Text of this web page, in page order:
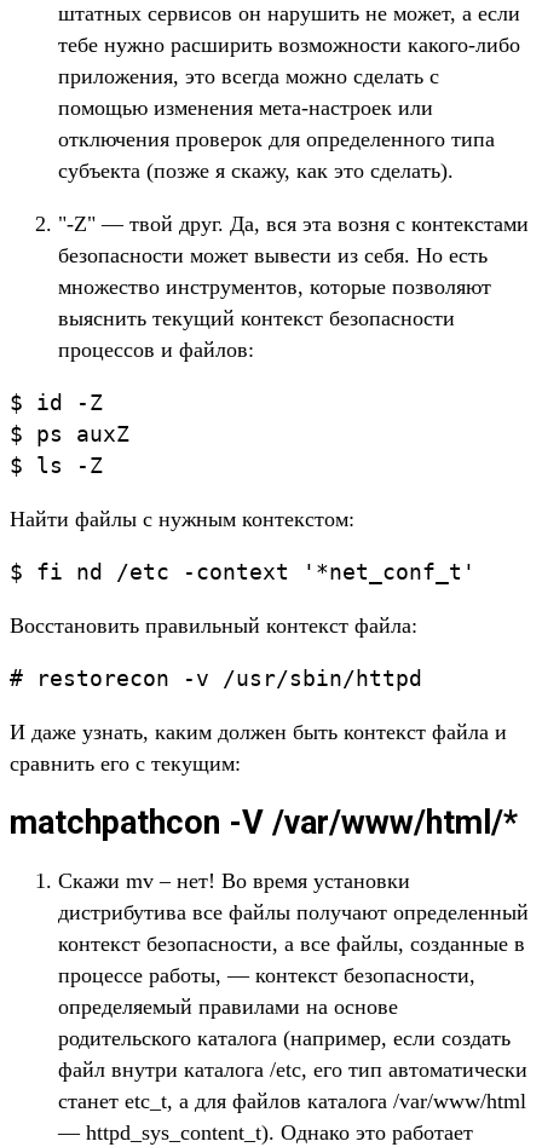
штатных сервисов он нарушить не может, а если
тебе нужно расширить возможности какого-либо
приложения, это всегда можно сделать с
помощью изменения мета-настроек или
отключения проверок для определенного типа
субъекта (позже я скажу, как это сделать).
"-Z" — твой друг. Да, вся эта возня с контекстами
безопасности может вывести из себя. Но есть
множество инструментов, которые позволяют
выяснить текущий контекст безопасности
процессов и файлов:
$ id -Z
$ ps auxZ
$ ls -Z
Найти файлы с нужным контекстом:
$ fi nd /etc -context '*net_conf_t'
Восстановить правильный контекст файла:
# restorecon -v /usr/sbin/httpd
И даже узнать, каким должен быть контекст файла и
сравнить его с текущим:
matchpathcon -V /var/www/html/*
Скажи mv – нет! Во время установки
дистрибутива все файлы получают определенный
контекст безопасности, а все файлы, созданные в
процессе работы, — контекст безопасности,
определяемый правилами на основе
родительского каталога (например, если создать
файл внутри каталога /etc, его тип автоматически
станет etc_t, а для файлов каталога /var/www/html
— httpd_sys_content_t). Однако это работает